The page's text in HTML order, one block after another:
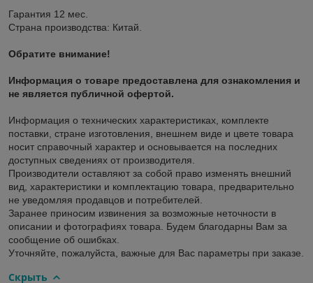
Гарантия 12 мес.
Страна производства: Китай.
Обратите внимание!
Информация о товаре предоставлена для ознакомления и
не является публичной офертой.
Информация о технических характеристиках, комплекте
поставки, стране изготовления, внешнем виде и цвете товара
носит справочный характер и основывается на последних
доступных сведениях от производителя.
Производители оставляют за собой право изменять внешний
вид, характеристики и комплектацию товара, предварительно
не уведомляя продавцов и потребителей.
Заранее приносим извинения за возможные неточности в
описании и фотографиях товара. Будем благодарны Вам за
сообщение об ошибках.
Уточняйте, пожалуйста, важные для Вас параметры при заказе.
Скрыть